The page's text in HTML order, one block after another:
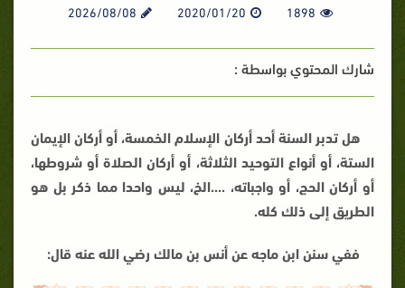
1898
2020/01/20
2026/08/08
شارك المحتوي بواسطة :
هل تدبر السنة أحد أركان الإسلام الخمسة، أو أركان الإيمان
الستة، أو أنواع التوحيد الثلاثة، أو أركان الصلاة أو شروطها،
أو أركان الحج، أو واجباته، ....الخ، ليس واحدا مما ذكر بل هو
الطريق إلى ذلك كله.
ففي سنن ابن ماجه عن أنس بن مالك رضي الله عنه قال: